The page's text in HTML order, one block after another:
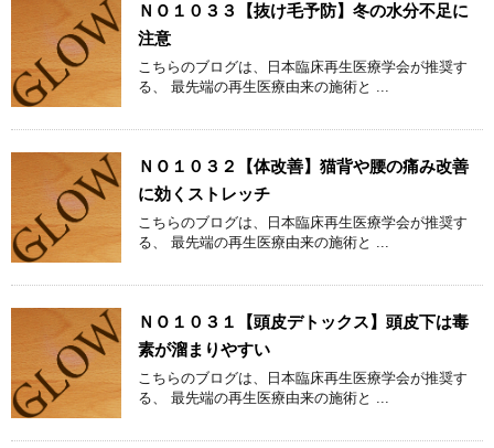
ＮＯ１０３３【抜け毛予防】冬の水分不足に
注意
こちらのブログは、日本臨床再生医療学会が推奨す
る、 最先端の再生医療由来の施術と ...
ＮＯ１０３２【体改善】猫背や腰の痛み改善
に効くストレッチ
こちらのブログは、日本臨床再生医療学会が推奨す
る、 最先端の再生医療由来の施術と ...
ＮＯ１０３１【頭皮デトックス】頭皮下は毒
素が溜まりやすい
こちらのブログは、日本臨床再生医療学会が推奨す
る、 最先端の再生医療由来の施術と ...